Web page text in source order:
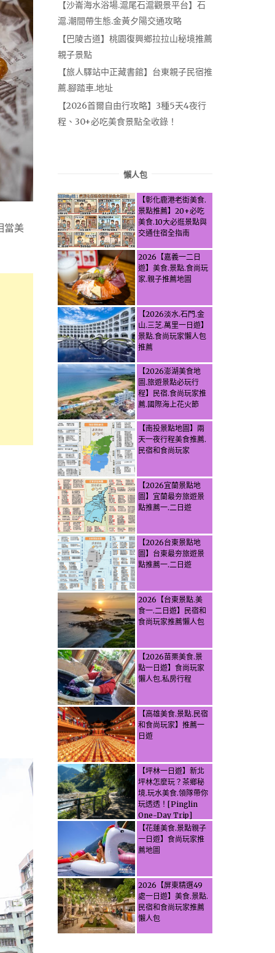
當美
【沙崙海水浴場.滬尾石滬觀景平台】石
滬.潮間帶生態.金黃夕陽交通攻略
【巴陵古道】桃園復興鄉拉拉山秘境推薦
親子景點
【旅人驛站中正藏書館】台東親子民宿推
薦.腳踏車.地址
【2026首爾自由行攻略】3種5天4夜行
程、30+必吃美食景點全收錄！
懶人包
【彰化鹿港老街美食.
景點推薦】20+必吃
美食.10大必逛景點與
交通住宿全指南
2026【嘉義一二日
遊】美食.景點.食尚玩
家.親子推薦地圖
【2026淡水.石門.金
山.三芝.萬里一日遊】
景點.食尚玩家懶人包
推薦
【2026澎湖美食地
圖.旅遊景點必玩行
程】民宿.食尚玩家推
薦.國際海上花火節
【南投景點地圖】兩
天一夜行程美食推薦.
民宿和食尚玩家
【2026宜蘭景點地
圖】宜蘭最夯旅遊景
點推薦一.二日遊
【2026台東景點地
圖】台東最夯旅遊景
點推薦一.二日遊
2026【台東景點.美
食一.二日遊】民宿和
食尚玩家推薦懶人包
【2026苗栗美食.景
點一日遊】食尚玩家
懶人包.私房行程
【高雄美食.景點.民宿
和食尚玩家】推薦一
日遊
【坪林一日遊】新北
坪林怎麼玩？茶鄉秘
境.玩水美食.領隊帶你
玩透透！[Pinglin
One-Day Trip]
How to explore
Pinglin, New
Taipei? Tea Village
Let the guide take
you through it all!
【花蓮美食.景點親子
一日遊】食尚玩家推
薦地圖
2026【屏東精選49
處一日遊】美食.景點.
民宿和食尚玩家推薦
懶人包